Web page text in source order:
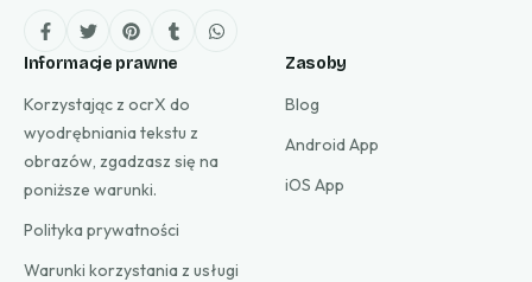
Informacje prawne
Korzystając z ocrX do
wyodrębniania tekstu z
obrazów, zgadzasz się na
poniższe warunki.
Polityka prywatności
Warunki korzystania z usługi
Zasoby
Blog
Android App
iOS App